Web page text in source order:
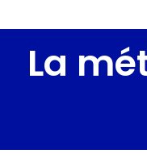
La